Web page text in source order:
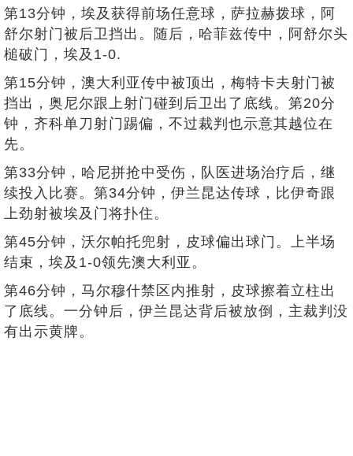
第13分钟，埃及获得前场任意球，萨拉赫拨球，阿
舒尔射门被后卫挡出。随后，哈菲兹传中，阿舒尔头
槌破门，埃及1-0.
第15分钟，澳大利亚传中被顶出，梅特卡夫射门被
挡出，奥尼尔跟上射门碰到后卫出了底线。第20分
钟，齐科单刀射门踢偏，不过裁判也示意其越位在
先。
第33分钟，哈尼拼抢中受伤，队医进场治疗后，继
续投入比赛。第34分钟，伊兰昆达传球，比伊奇跟
上劲射被埃及门将扑住。
第45分钟，沃尔帕托兜射，皮球偏出球门。上半场
结束，埃及1-0领先澳大利亚。
第46分钟，马尔穆什禁区内推射，皮球擦着立柱出
了底线。一分钟后，伊兰昆达背后被放倒，主裁判没
有出示黄牌。